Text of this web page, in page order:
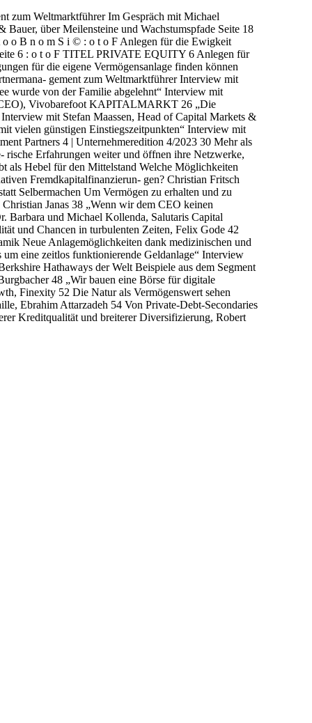
zum Weltmarktführer Im Gespräch mit Michael
über Meilensteine und Wachstumspfade Seite 18
o B n o m S i © : o t o F Anlegen für die Ewigkeit
6 : o t o F TITEL PRIVATE EQUITY 6 Anlegen für
für die eigene Vermögensanlage finden können
gement zum Weltmarktführer Interview mit
wurde von der Familie abgelehnt“ Interview mit
Vivobarefoot KAPITALMARKT 26 „Die
mit Stefan Maassen, Head of Capital Markets &
vielen günstigen Einstiegszeitpunkten“ Interview mit
Partners 4 | Unternehmeredition 4/2023 30 Mehr als
rische Erfahrungen weiter und öffnen ihre Netzwerke,
als Hebel für den Mittelstand Welche Möglichkeiten
Fremdkapitalfinanzierun- gen? Christian Fritsch
Selbermachen Um Vermögen zu erhalten und zu
Janas 38 „Wenn wir dem CEO keinen
und Michael Kollenda, Salutaris Capital
und Chancen in turbulenten Zeiten, Felix Gode 42
Neue Anlagemöglichkeiten dank medizinischen und
eine zeitlos funktionierende Geldanlage“ Interview
Hathaways der Welt Beispiele aus dem Segment
48 „Wir bauen eine Börse für digitale
Finexity 52 Die Natur als Vermögenswert sehen
Ebrahim Attarzadeh 54 Von Private-Debt-Secondaries
Kreditqualität und breiterer Diversifizierung, Robert